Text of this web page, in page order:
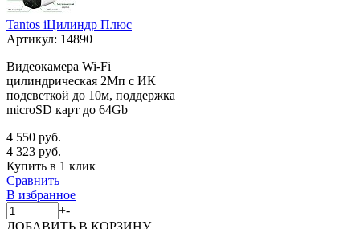
Tantos iЦилиндр Плюс
Артикул: 14890
Видеокамера Wi-Fi
цилиндрическая 2Мп с ИК
подсветкой до 10м, поддержка
microSD карт до 64Gb
4 550 руб.
4 323 руб.
Купить в 1 клик
Сравнить
В избранное
+-
ДОБАВИТЬ В КОРЗИНУ